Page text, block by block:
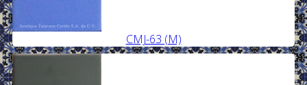
CMJ-63 (M)